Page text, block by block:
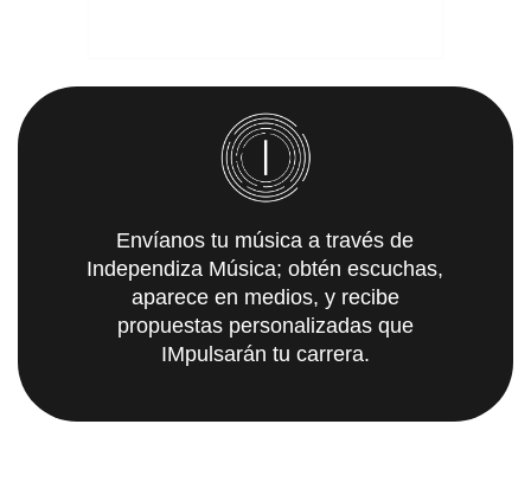
Envíanos tu música a través de
Independiza Música; obtén escuchas,
aparece en medios, y recibe
propuestas personalizadas que
IMpulsarán tu carrera.